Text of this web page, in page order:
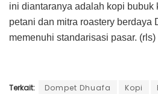
ini diantaranya adalah kopi bubuk
petani dan mitra roastery berdaya
memenuhi standarisasi pasar. (rls)
Terkait: Dompet Dhuafa Kopi